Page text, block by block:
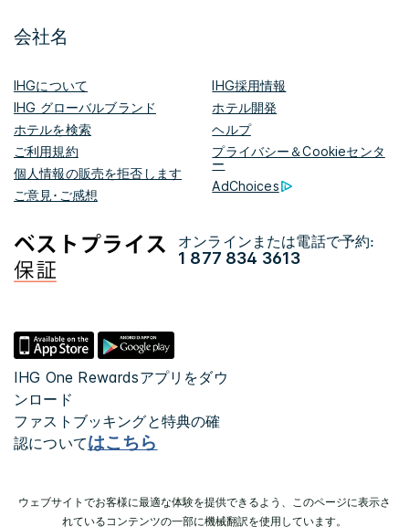
会社名
IHGについて
IHG採用情報
IHG グローバルブランド
ホテル開発
ホテルを検索
ヘルプ
ご利用規約
プライバシー＆Cookieセンタ
ー
個人情報の販売を拒否します
AdChoices
ご意見･ご感想
オンラインまたは電話で予約:
1 877 834 3613
IHG One Rewardsアプリをダウ
ンロード
ファストブッキングと特典の確
認についてはこちら
ウェブサイトでお客様に最適な体験を提供できるよう、このページに表示さ
れているコンテンツの一部に機械翻訳を使用しています。